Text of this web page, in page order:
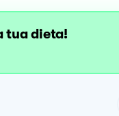
tua dieta!